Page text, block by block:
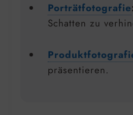
Porträtfotografie
Schatten zu
präsentieren.